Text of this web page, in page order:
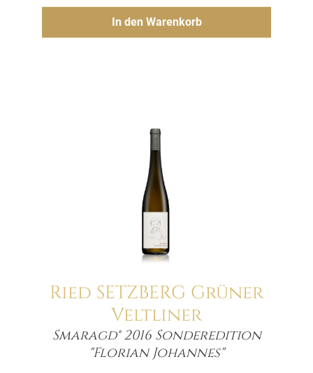
Preis
war:
Preis
ist:
In den Warenkorb
Hinzufügen
Ried SETZBERG Grüner
Veltliner
Smaragd® 2016 Sonderedition
"Florian Johannes"